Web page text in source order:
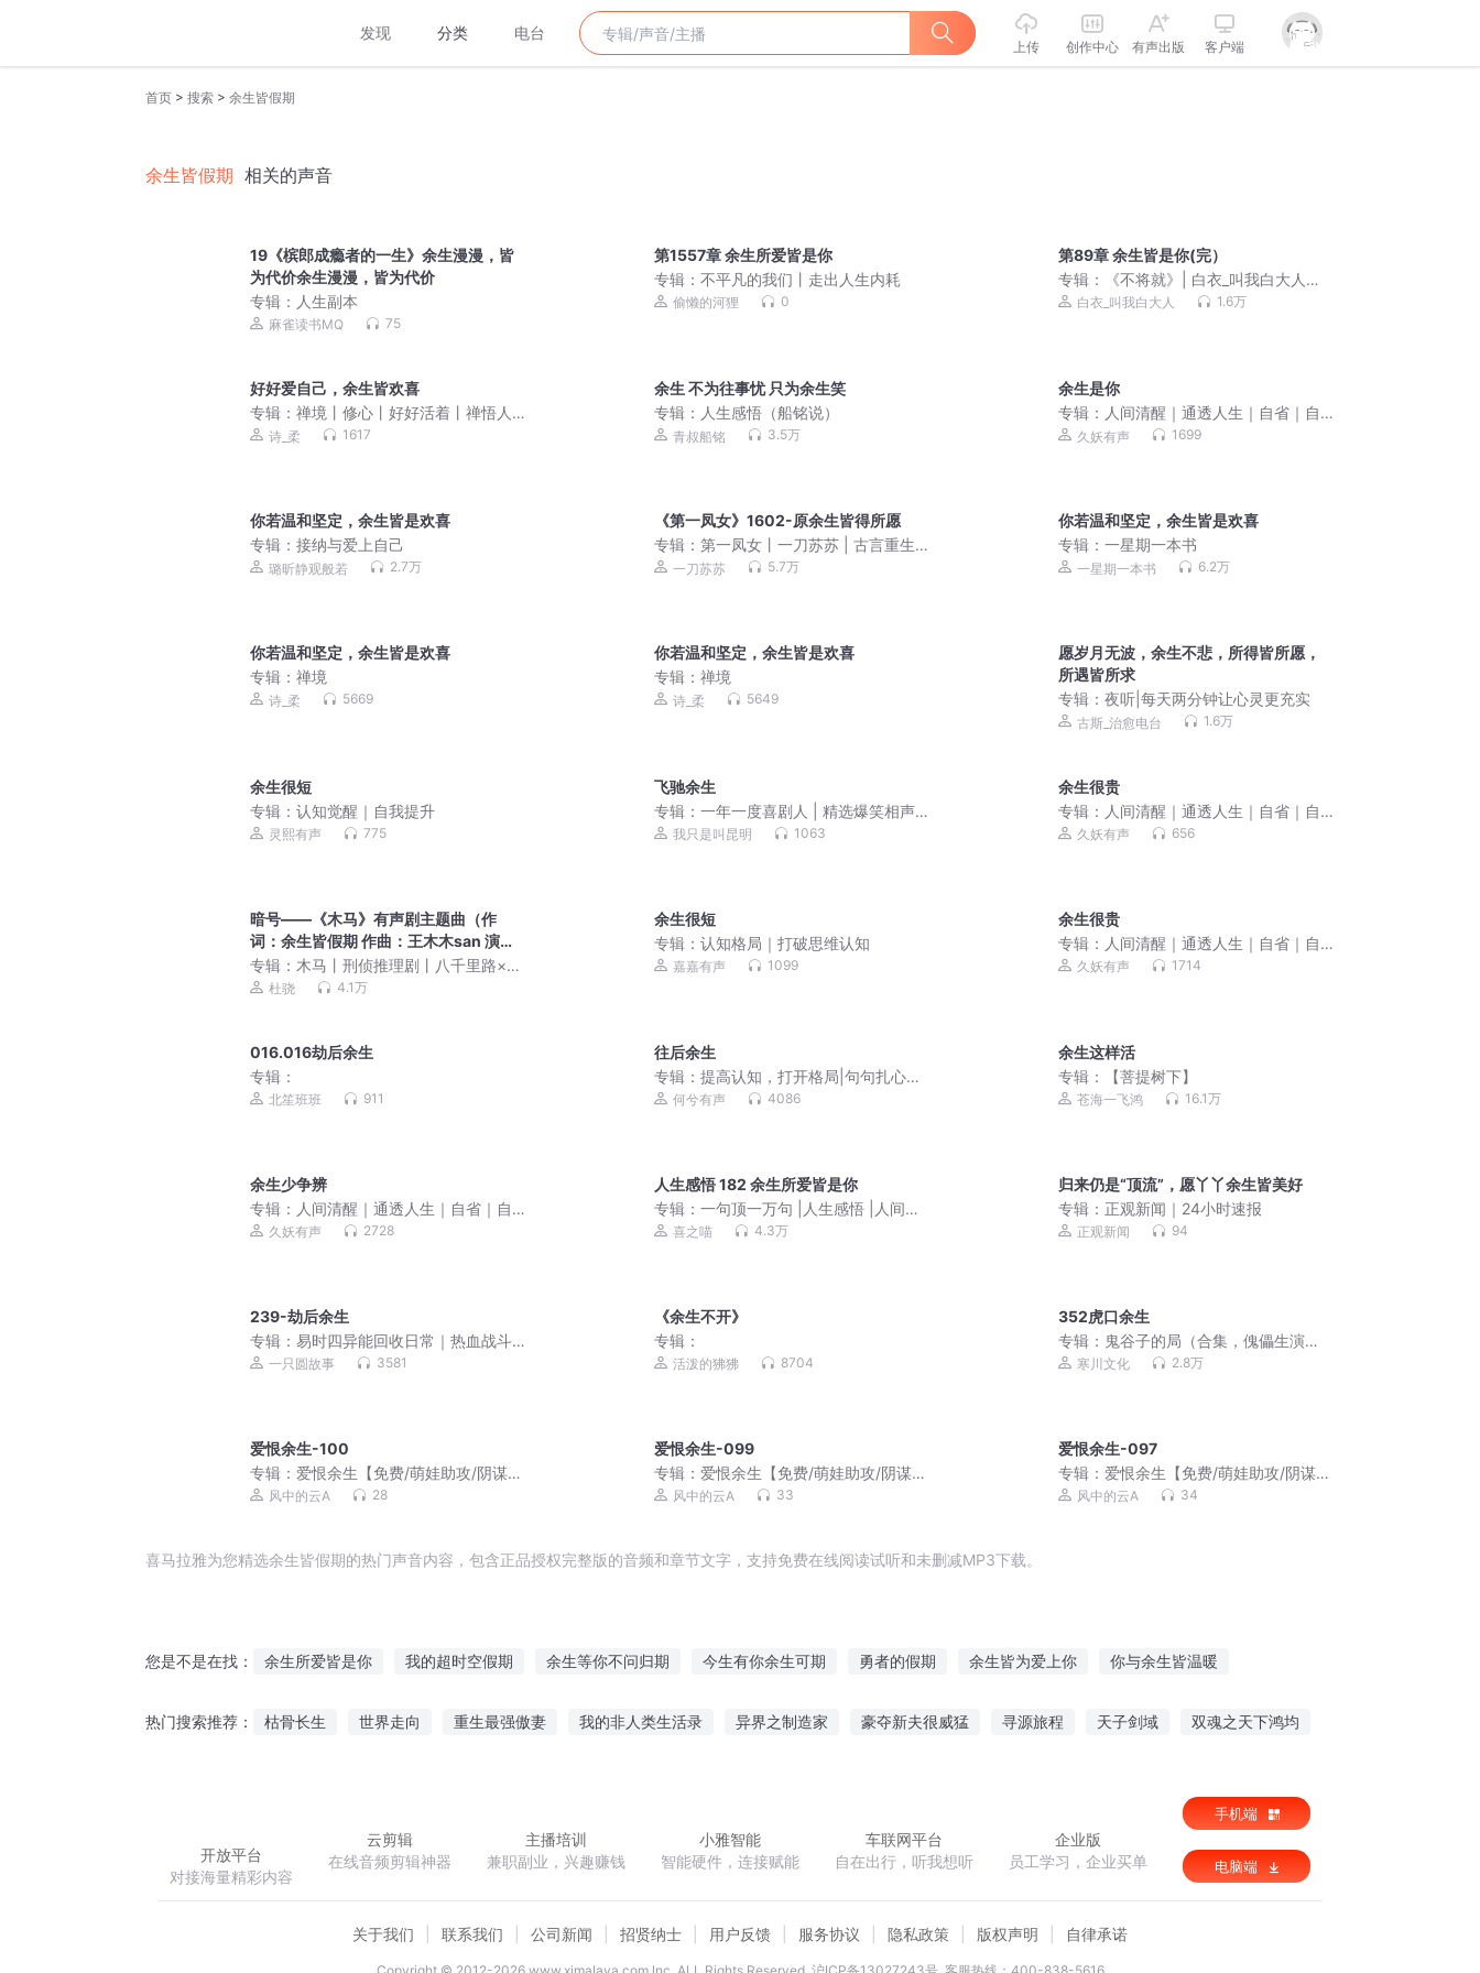
发现 分类 电台
上传 创作中心 有声出版 客户端
首页 > 搜索 > 余生皆假期
余生皆假期 相关的声音
19《槟郎成瘾者的一生》余生漫漫，皆
为代价余生漫漫，皆为代价
专辑： 人生副本
麻雀读书MQ 75
第1557章 余生所爱皆是你
专辑：不平凡的我们丨走出人生内耗
偷懒的河狸 0
第89章 余生皆是你(完）
专辑：
《不将就》| 白衣_叫我白大人领
衔演播 | 多人有声剧
白衣_叫我白大人 1.6万
好好爱自己，余生皆欢喜
专辑： 禅境丨修心丨好好活着丨禅悟人
生 诗_柔 1617
余生 不为往事忧 只为余生笑
专辑： 人生感悟（船铭说）
青叔船铭 3.5万
余生是你
专辑： 人间清醒｜通透人生｜自省｜自
渡｜自愈
久妖有声 1699
你若温和坚定，余生皆是欢喜
专辑： 接纳与爱上自己
璐昕静观般若 2.7万
《第一凤女》1602-原余生皆得所愿
专辑：第一凤女丨一刀苏苏 | 古言重生
权谋甜宠虐渣爽文 | VIP免费 | 多人有声
一刀苏苏 5.7万
你若温和坚定，余生皆是欢喜
专辑：一星期一本书
一星期一本书 6.2万
你若温和坚定，余生皆是欢喜
专辑： 禅境
诗_柔 5669
你若温和坚定，余生皆是欢喜
专辑：禅境
诗_柔 5649
愿岁月无波，余生不悲，所得皆所愿，
所遇皆所求
专辑：夜听|每天两分钟让心灵更充实
古斯_治愈电台 1.6万
余生很短
专辑： 认知觉醒｜自我提升
灵熙有声 775
飞驰余生
专辑：一年一度喜剧人 | 精选爆笑相声
小品我只是叫昆明 1063
余生很贵
专辑： 人间清醒｜通透人生｜自省｜自
渡｜自愈
久妖有声 656
暗号——《木马》有声剧主题曲（作
词：余生皆假期 作曲：王木木san 演
唱：歇马）
专辑： 木马丨刑侦推理剧丨八千里路×杜
骁领衔
杜骁 4.1万
余生很短
专辑：认知格局｜打破思维认知
嘉嘉有声 1099
余生很贵
专辑： 人间清醒｜通透人生｜自省｜自
渡｜自愈
久妖有声 1714
016.016劫后余生
专辑：
北笙班班 911
往后余生
专辑：提高认知，打开格局|句句扎心真
话 何兮有声 4086
余生这样活
专辑：
【菩提树下】
苍海一飞鸿 16.1万
余生少争辨
专辑： 人间清醒｜通透人生｜自省｜自
渡｜自愈
久妖有声 2728
人生感悟 182 余生所爱皆是你
专辑：一句顶一万句 |人生感悟 |人间清
醒 | 停止内耗
喜之喵 4.3万
归来仍是“顶流”，愿丫丫余生皆美好
专辑： 正观新闻｜24小时速报
正观新闻 94
239-劫后余生
专辑： 易时四异能回收日常｜热血战斗
｜诸子百家传人
一只圆故事 3581
《余生不开》
专辑：
活泼的狒狒 8704
352虎口余生
专辑： 鬼谷子的局（合集，傀儡生演
播）寒川文化 2.8万
爱恨余生-100
专辑： 爱恨余生【免费/萌娃助攻/阴谋算
计/真爱救赎】
风中的云A 28
爱恨余生-099
专辑： 爱恨余生【免费/萌娃助攻/阴谋算
计/真爱救赎】
风中的云A 33
爱恨余生-097
专辑： 爱恨余生【免费/萌娃助攻/阴谋算
计/真爱救赎】
风中的云A 34
喜马拉雅为您精选余生皆假期的热门声音内容，包含正品授权完整版的音频和章节文字，支持免费在线阅读试听和未删减MP3下载。
您是不是在找： 余生所爱皆是你 我的超时空假期 余生等你不问归期 今生有你余生可期 勇者的假期 余生皆为爱上你 你与余生皆温暖
热门搜索推荐： 枯骨长生 世界走向 重生最强傲妻 我的非人类生活录 异界之制造家 豪夺新夫很威猛 寻源旅程 天子剑域 双魂之天下鸿均
开放平台
对接海量精彩内容
云剪辑
在线音频剪辑神器
主播培训
兼职副业，兴趣赚钱
小雅智能
智能硬件，连接赋能
车联网平台
自在出行，听我想听
企业版
员工学习，企业买单
手机端
电脑端
关于我们 联系我们 公司新闻 招贤纳士 用户反馈 服务协议 隐私政策 版权声明 自律承诺